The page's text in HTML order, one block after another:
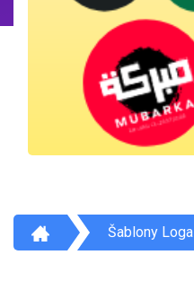
Šablony Loga